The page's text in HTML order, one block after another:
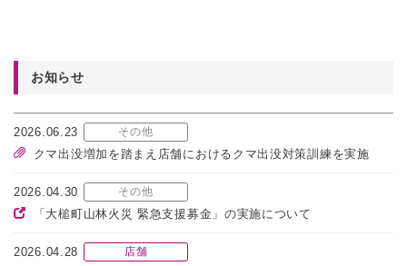
お知らせ
2026.06.23 その他
クマ出没増加を踏まえ店舗におけるクマ出没対策訓練を実施
2026.04.30 その他
「大槌町山林火災 緊急支援募金」の実施について
2026.04.28 店舗